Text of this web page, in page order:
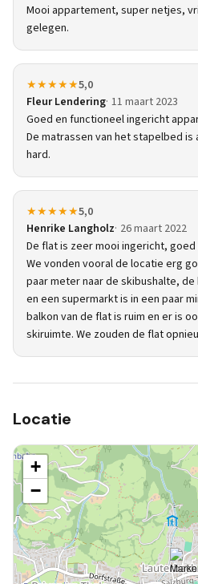
Mooi appartement, super netjes,
gelegen.
★★★★★5,0
Fleur Lendering 11 maart 2023
Goed en functioneel ingericht
De matrassen van het stapelbed
hard.
★★★★★5,0
Henrike Langholz 26 maart 2022
De flat is zeer mooi ingericht,
We vonden vooral de locatie erg
paar meter naar de skibushalte,
en een supermarkt is in een paar
balkon van de flat is ruim en er is
skiruimte. We zouden de flat
Locatie
+
−